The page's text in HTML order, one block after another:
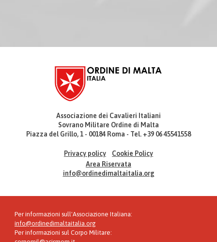
Associazione dei Cavalieri Italiani
Sovrano Militare Ordine di Malta
Piazza del Grillo, 1 - 00184 Roma - Tel. +39 06 45541558
Privacy policy
Cookie Policy
Area Riservata
info@ordinedimaltaitalia.org
Per informazioni sull'Associazione Italiana:
info@ordinedimaltaitalia.org
Per informazioni sul Corpo Militare: